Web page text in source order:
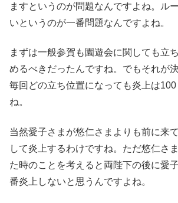
ますというのが問題なんですよね。ル
いというのが一番問題なんですよね。
まずは一般参賀も園遊会に関しても立
めるべきだったんですね。でもそれが
毎回どの立ち位置になっても炎上は
ね。
当然愛子さまが悠仁さまよりも前に来
して炎上するわけですね。ただ悠仁さ
た時のことを考えると両陛下の後に愛
番炎上しないと思うんですよね。